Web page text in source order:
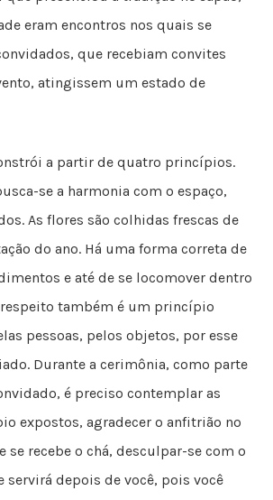
eram encontros nos quais se
que recebiam convites
atingissem um estado de
a partir de quatro princípios.
se a harmonia com o espaço,
As flores são colhidas frescas de
do ano. Há uma forma correta de
e até de se locomover dentro
respeito também é um princípio
pessoas, pelos objetos, por esse
Durante a cerimônia, como parte
é preciso contemplar as
expostos, agradecer o anfitrião no
se recebe o chá, desculpar-se com o
servirá depois de você, pois você